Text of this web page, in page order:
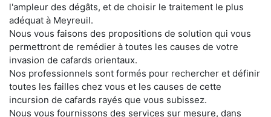
l'ampleur des dégâts, et de choisir le traitement le plus
adéquat à Meyreuil.
Nous vous faisons des propositions de solution qui vous
permettront de remédier à toutes les causes de votre
invasion de cafards orientaux.
Nos professionnels sont formés pour rechercher et définir
toutes les failles chez vous et les causes de cette
incursion de cafards rayés que vous subissez.
Nous vous fournissons des services sur mesure, dans